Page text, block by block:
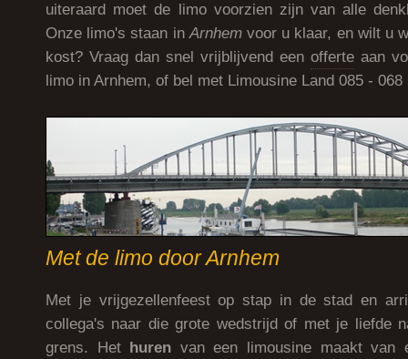
uiteraard moet de limo voorzien zijn van alle
Onze limo's staan inArnhemvoor u klaar, en wilt u
kost? Vraag dan snel vrijblijvend een offerte aan
limo in Arnhem, of bel met Limousine Land 085 - 068
Met de limo door Arnhem
Met je vrijgezellenfeest op stap in de stad en
collega's naar die grote wedstrijd of met je liefde
grens. Het huren van een limousine maakt van